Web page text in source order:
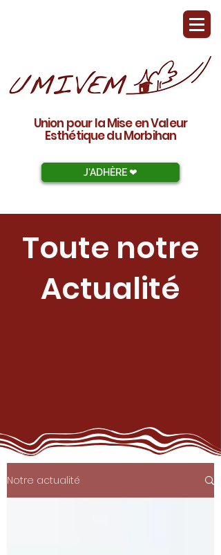
Union pour la Mise en Valeur
Esthétique du Morbihan
J'ADHÈRE ❤︎
Toute notre
Actualité
Notre actualité